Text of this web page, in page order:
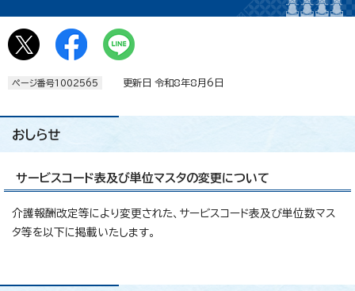
ページ番号1002565 更新日 令和8年8月6日
おしらせ
サービスコード表及び単位マスタの変更について
介護報酬改定等により変更された、サービスコード表及び単位数マス
タ等を以下に掲載いたします。